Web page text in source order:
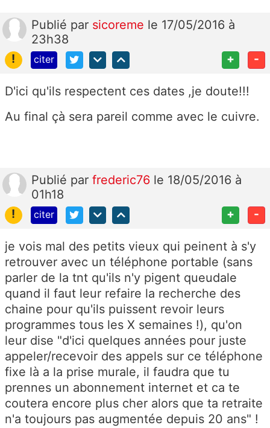
Publié par sicoreme le 17/05/2016 à
23h38
!
citer + -
D'ici qu'ils respectent ces dates ,je doute!!!
Au final çà sera pareil comme avec le cuivre.
Publié par frederic76 le 18/05/2016 à
01h18
!
citer + -
je vois mal des petits vieux qui peinent à s'y
retrouver avec un téléphone portable (sans
parler de la tnt qu'ils n'y pigent queudale
quand il faut leur refaire la recherche des
chaine pour qu'ils puissent revoir leurs
programmes tous les X semaines !), qu'on
leur dise "d'ici quelques années pour juste
appeler/recevoir des appels sur ce téléphone
fixe là a la prise murale, il faudra que tu
prennes un abonnement internet et ca te
coutera encore plus cher alors que ta retraite
n'a toujours pas augmentée depuis 20 ans" !